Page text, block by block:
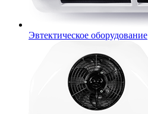
Эвтектическое оборудование